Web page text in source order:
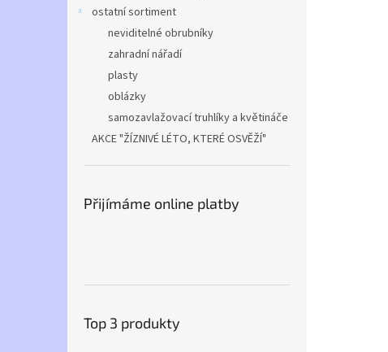
ostatní sortiment
neviditelné obrubníky
zahradní nářadí
plasty
oblázky
samozavlažovací truhlíky a květináče
AKCE "ŽÍZNIVÉ LÉTO, KTERÉ OSVĚŽÍ"
Přijímáme online platby
Top 3 produkty